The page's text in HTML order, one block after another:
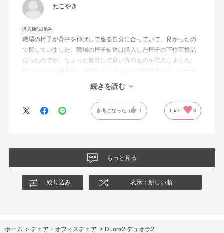
たこやき
購入確認済み
職場の椅子が背中を伸ばして座る自分に合っていて、良かったの
で探していました。職場の椅子自体は購入した椅子の下位互換品
だったのでが、ちょっと奮発して良い方のものを購入しました。
ゆったりも出来るが、それ以上に背もたれの反発力やランバーサ
ポートを突き出したり出来るので、モニターに向かわす方にも力
が入っていて仕事をするにはすごく良い椅子でした。
続きを読む
参考になった 1 Like! 0
もっと見る
絞り込み 表示：新しい順
ホーム > チェア・オフィスチェア > Duora2 デュオラ2